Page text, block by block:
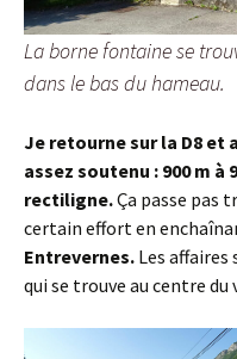
La borne fontaine se
dans le bas du hameau.
Je retourne sur la D8 et
assez soutenu : 900 m
rectiligne.Ça passe pas
certain effort en
Entrevernes. Les
qui se trouve au centre du